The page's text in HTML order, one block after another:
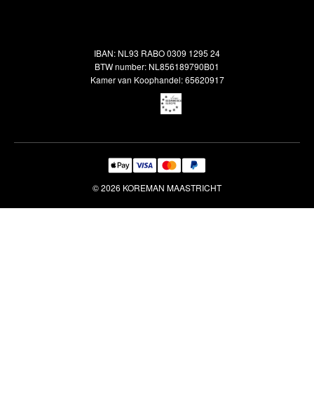
Veelgestelde vragen
IBAN: NL93 RABO 0309 1295 24
BTW number: NL856189790B01
Kamer van Koophandel: 65620917
© 2026 KOREMAN MAASTRICHT